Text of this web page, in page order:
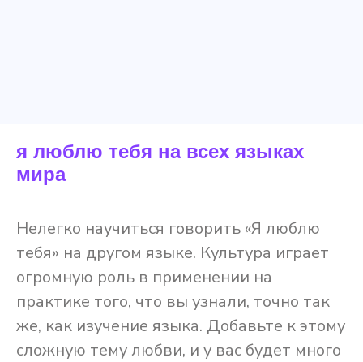
я люблю тебя на всех языках
мира
Нелегко научиться говорить «Я люблю
тебя» на другом языке. Культура играет
огромную роль в применении на
практике того, что вы узнали, точно так
же, как изучение языка. Добавьте к этому
сложную тему любви, и у вас будет много